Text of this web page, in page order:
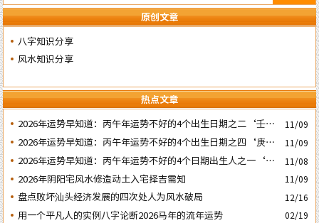
原创文章
八字知识分享
风水知识分享
热点文章
2026年运势早知道：丙午年运势不好的4个出生日期之二‘壬子’
日
11/09
2026年运势早知道：丙午年运势不好的4个出生日期之四‘庚子’
日
11/09
2026年运势早知道：丙午年运势不好的4个日期出生人之一‘戊
子’ 日
11/08
2026年阴阳宅风水修造动土入宅择吉需知 11/09
盘点败坏汕头经济发展的四次处人为风水破局 12/16
用一个平凡人的实例八字论断2026马年的流年运势 02/19